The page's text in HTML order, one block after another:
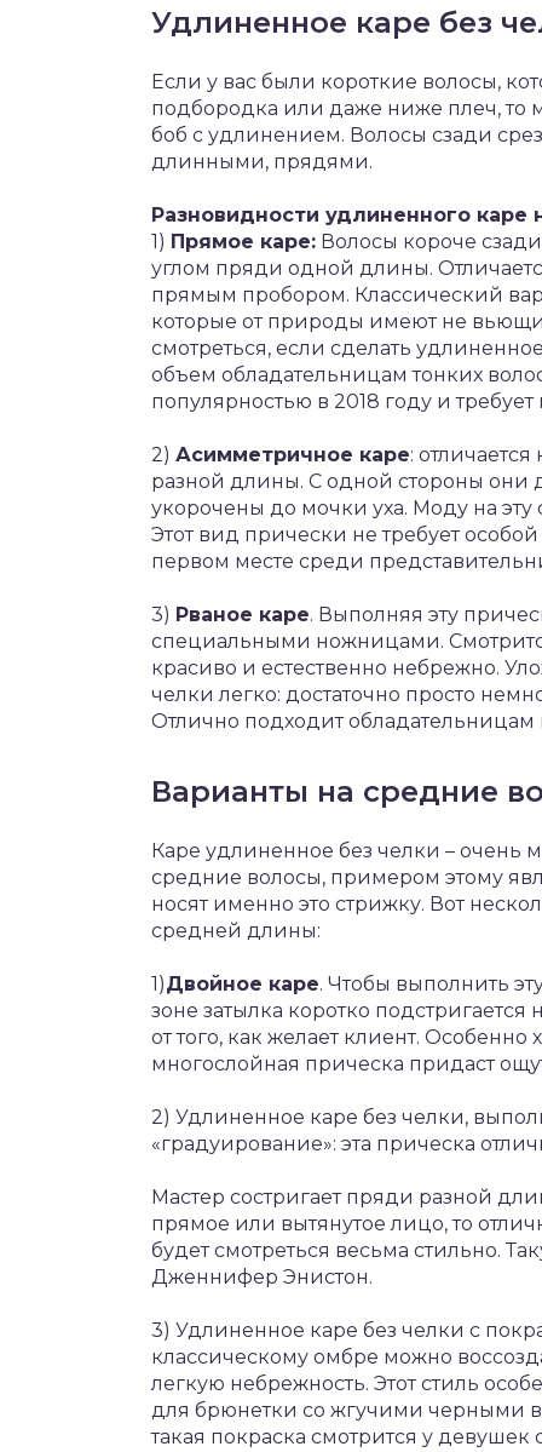
Удлиненное каре без
Если у вас были короткие волосы,
подбородка или даже ниже плеч, то
боб с удлинением. Волосы сзади
длинными, прядями.
Разновидности удлиненного каре
1) Прямое каре: Волосы короче
углом пряди одной длины.
прямым пробором. Классический
которые от природы имеют не
смотреться, если сделать
объем обладательницам тонких
популярностью в 2018 году и
2) Асимметричное каре:
разной длины. С одной стороны они
укорочены до мочки уха. Моду на
Этот вид прически не требует
первом месте среди
3) Рваное каре. Выполняя эту
специальными ножницами.
красиво и естественно небрежно.
челки легко: достаточно просто
Отлично подходит обладательницам
Варианты на средние
Каре удлиненное без челки – очень
средние волосы, примером этому
носят именно это стрижку. Вот
средней длины:
1)Двойное каре. Чтобы выполнить
зоне затылка коротко
от того, как желает клиент.
многослойная прическа придаст
2) Удлиненное каре без челки,
«градуирование»: эта прическа
Мастер состригает пряди разной
прямое или вытянутое лицо, то
будет смотреться весьма стильно.
Дженнифер Энистон.
3) Удлиненное каре без челки с
классическому омбре можно
легкую небрежность. Этот стиль
для брюнетки со жгучими черными
такая покраска смотрится у